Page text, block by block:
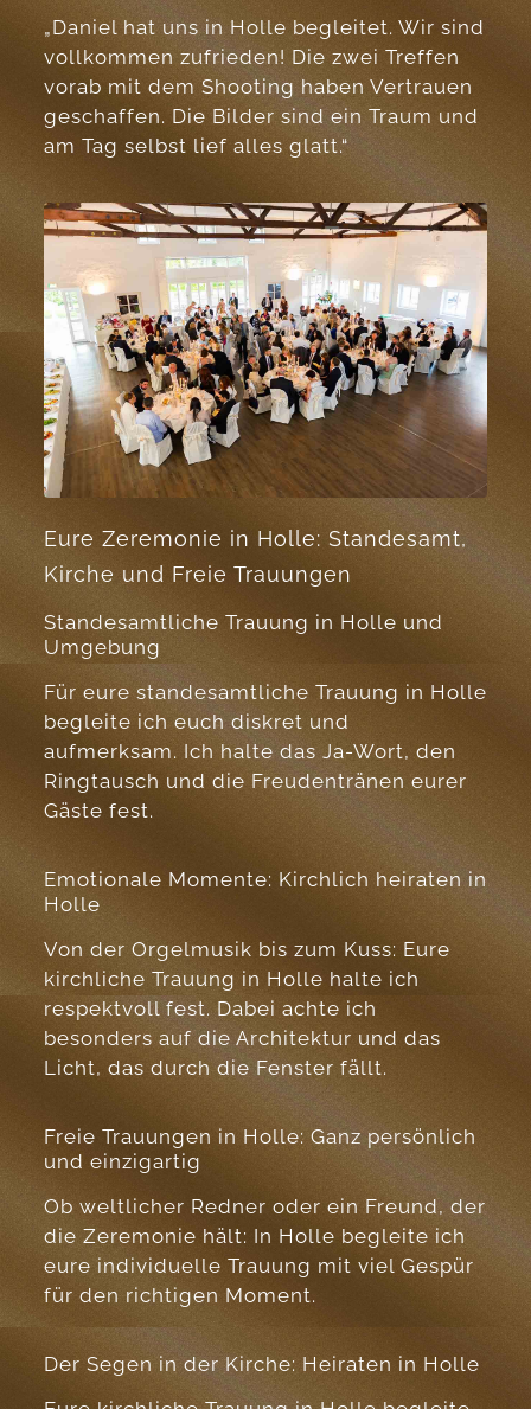
„Daniel hat uns in Holle begleitet. Wir sind
vollkommen zufrieden! Die zwei Treffen
vorab mit dem Shooting haben Vertrauen
geschaffen. Die Bilder sind ein Traum und
am Tag selbst lief alles glatt.“
Eure Zeremonie in Holle: Standesamt,
Kirche und Freie Trauungen
Standesamtliche Trauung in Holle und
Umgebung
Für eure standesamtliche Trauung in Holle
begleite ich euch diskret und
aufmerksam. Ich halte das Ja-Wort, den
Ringtausch und die Freudentränen eurer
Gäste fest.
Emotionale Momente: Kirchlich heiraten in
Holle
Von der Orgelmusik bis zum Kuss: Eure
kirchliche Trauung in Holle halte ich
respektvoll fest. Dabei achte ich
besonders auf die Architektur und das
Licht, das durch die Fenster fällt.
Freie Trauungen in Holle: Ganz persönlich
und einzigartig
Ob weltlicher Redner oder ein Freund, der
die Zeremonie hält: In Holle begleite ich
eure individuelle Trauung mit viel Gespür
für den richtigen Moment.
Der Segen in der Kirche: Heiraten in Holle